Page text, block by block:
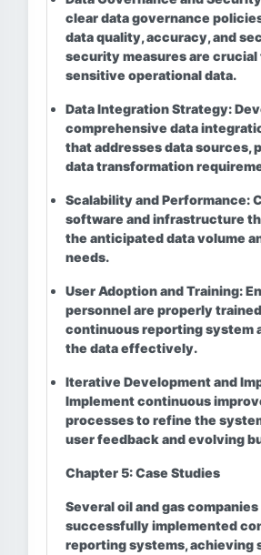
clear data governance
data quality, accuracy, and
security measures are
sensitive operational data.
Data Integration Strategy:
comprehensive data
that addresses data sources,
data transformation
Scalability and Performance:
software and infrastructure
the anticipated data volume
needs.
User Adoption and Training:
personnel are properly
continuous reporting system
the data effectively.
Iterative Development and
Implement continuous
processes to refine the
user feedback and evolving
Chapter 5: Case Studies
Several oil and gas companies
successfully implemented
reporting systems, achieving